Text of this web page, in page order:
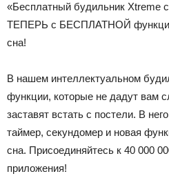
«Бесплатный будильник Xtreme
ТЕПЕРЬ с БЕСПЛАТНОЙ
сна!
В нашем интеллектуальном
функции, которые не дадут вам
заставят встать с постели. В
таймер, секундомер и новая
сна. Присоединяйтесь к 40 000
приложения!